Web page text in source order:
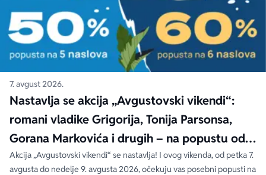
7. avgust 2026.
Nastavlja se akcija „Avgustovski vikendi“:
romani vladike Grigorija, Tonija Parsonsa,
Gorana Markovića i drugih – na popustu od
čak 40, 50 i 60%
Akcija „Avgustovski vikendi“ se nastavlja! I ovog vikenda, od petka 7.
avgusta do nedelje 9. avgusta 2026, očekuju vas posebni popusti na